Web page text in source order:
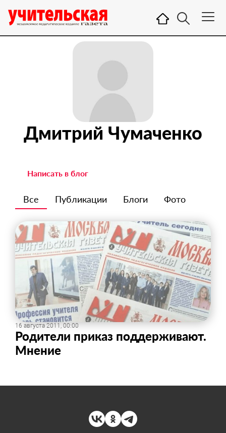
Дмитрий Чумаченко
Написать в блог
Все Публикации Блоги Фото
16 августа 2011, 00:00
Родители приказ поддерживают.
Мнение